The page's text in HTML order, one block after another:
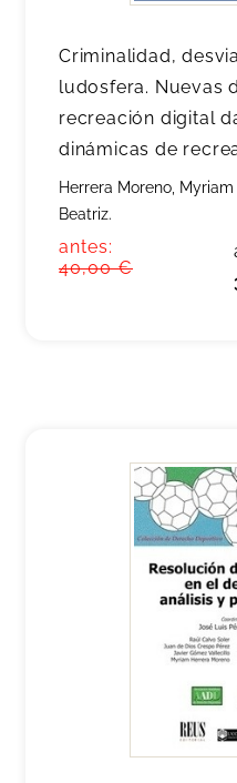
Criminalidad,
ludosfera. Nuevas
recreación digital
dinámicas de
Herrera Moreno, Myriam
Beatriz.
antes:
40,00 €